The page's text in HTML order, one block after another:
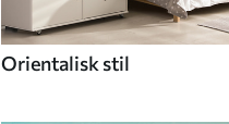
Orientalisk stil